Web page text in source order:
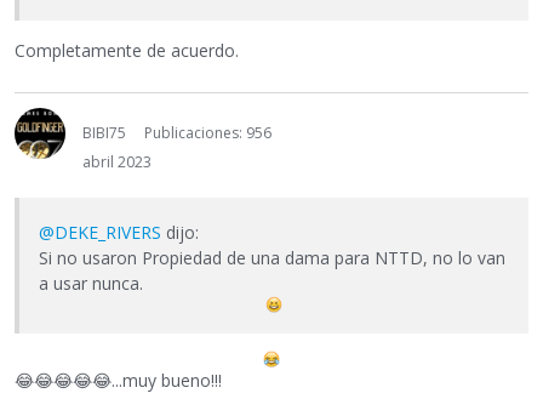
Completamente de acuerdo.
BIBI75
Publicaciones: 956
abril 2023
@DEKE_RIVERS dijo:
Si no usaron Propiedad de una dama para NTTD, no lo van
a usar nunca.
😂😂😂😂😂...muy bueno!!!